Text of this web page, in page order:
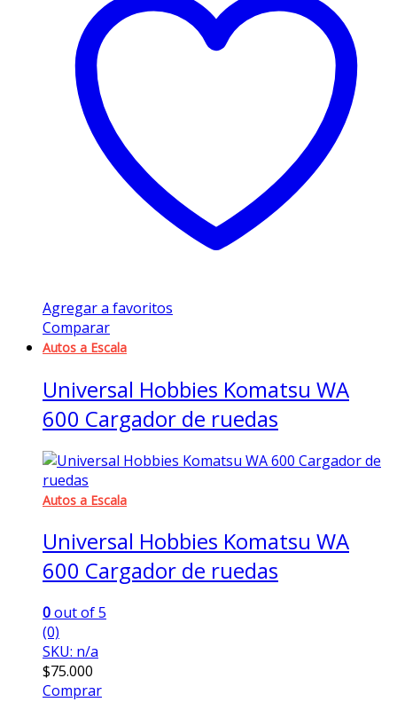
Agregar a favoritos
Comparar
Autos a Escala
Universal Hobbies Komatsu WA
600 Cargador de ruedas
Autos a Escala
Universal Hobbies Komatsu WA
600 Cargador de ruedas
0out of 5
(0)
SKU: n/a
$75.000
Comprar